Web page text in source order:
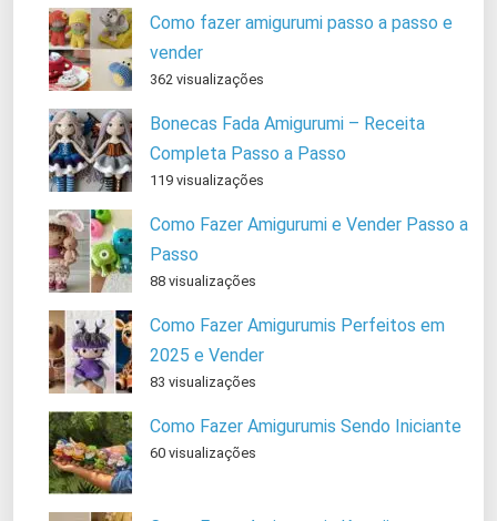
Como fazer amigurumi passo a passo e
vender
362 visualizações
Bonecas Fada Amigurumi – Receita
Completa Passo a Passo
119 visualizações
Como Fazer Amigurumi e Vender Passo a
Passo
88 visualizações
Como Fazer Amigurumis Perfeitos em
2025 e Vender
83 visualizações
Como Fazer Amigurumis Sendo Iniciante
60 visualizações